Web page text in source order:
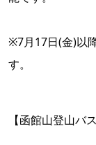
※7月17日(金)以
す。
【函館山登山バ